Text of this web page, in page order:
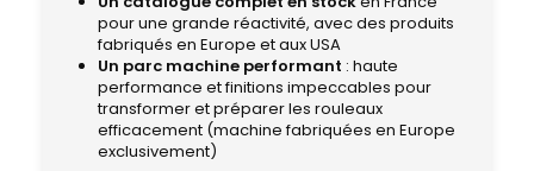
pour une grande réactivité, avec des produits
fabriqués en Europe et aux USA
Un parc machine performant : haute
performance et finitions impeccables pour
transformer et préparer les rouleaux
efficacement (machine fabriquées en Europe
exclusivement)